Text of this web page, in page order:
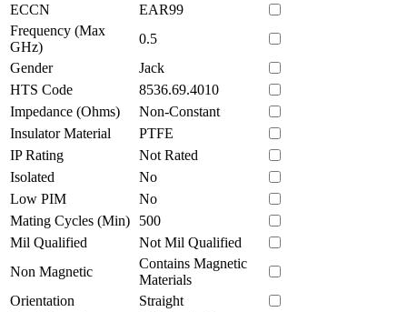
ECCN
EAR99
Frequency (Max
GHz)
0.5
Gender
Jack
HTS Code
8536.69.4010
Impedance (Ohms)
Non-Constant
Insulator Material
PTFE
IP Rating
Not Rated
Isolated
No
Low PIM
No
Mating Cycles (Min)
500
Mil Qualified
Not Mil Qualified
Non Magnetic
Contains Magnetic
Materials
Orientation
Straight